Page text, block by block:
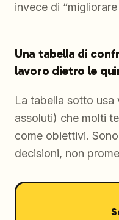
invece di “migliorare
Una tabella di
lavoro dietro le
La tabella sotto usa
assoluti) che molti
come obiettivi.
decisioni, non